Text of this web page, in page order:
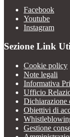
Facebook
Youtube
Instagram
Sezione Link
Cookie policy
Note legali
Informativa
Ufficio
Dichiarazione
Obiettivi di
Gestione